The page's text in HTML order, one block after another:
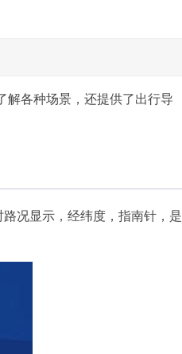
解各种场景，还提供了出行导
况显示，经纬度，指南针，是